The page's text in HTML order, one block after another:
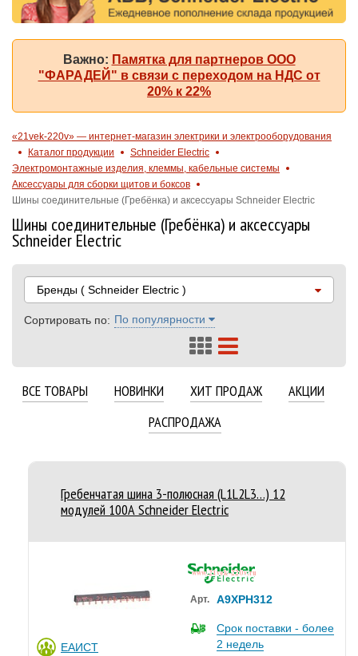
Важно: Памятка для партнеров ООО
"ФАРАДЕЙ" в связи с переходом на НДС от
20% к 22%
«21vek-220v» — интернет-магазин электрики и электрооборудования
Каталог продукции
Schneider Electric
Электромонтажные изделия, клеммы, кабельные системы
Аксессуары для сборки щитов и боксов
Шины соединительные (Гребёнка) и аксессуары Schneider Electric
Шины соединительные (Гребёнка) и аксессуары
Schneider Electric
Бренды ( Schneider Electric )
Сортировать по: По популярности
ВСЕ ТОВАРЫ НОВИНКИ ХИТ ПРОДАЖ
АКЦИИ
РАСПРОДАЖА
Гребенчатая шина 3-полюсная (L1L2L3…) 12
модулей 100А Schneider Electric
ЕАИСТ
Арт. A9XPH312
Срок поставки - более
2 недель